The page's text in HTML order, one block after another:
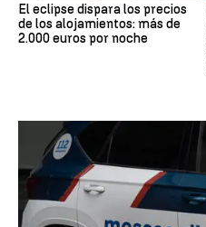
El eclipse dispara los precios
de los alojamientos: más de
2.000 euros por noche